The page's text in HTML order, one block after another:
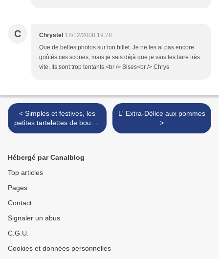
C Chrystel 18/12/2008 19:28
Que de belles photos sur ton billet. Je ne les ai pas encore
goûtés ces scones, mais je sais déjà que je vais les faire très
vite. Ils sont trop tentants.<br /> Bises<br /> Chrys
< Simples et festives, les
petites tartelettes de boudin
blanc et chutney de figues...
L' Extra-Délice aux pommes
>
Hébergé par Canalblog
Top articles
Pages
Contact
Signaler un abus
C.G.U.
Cookies et données personnelles